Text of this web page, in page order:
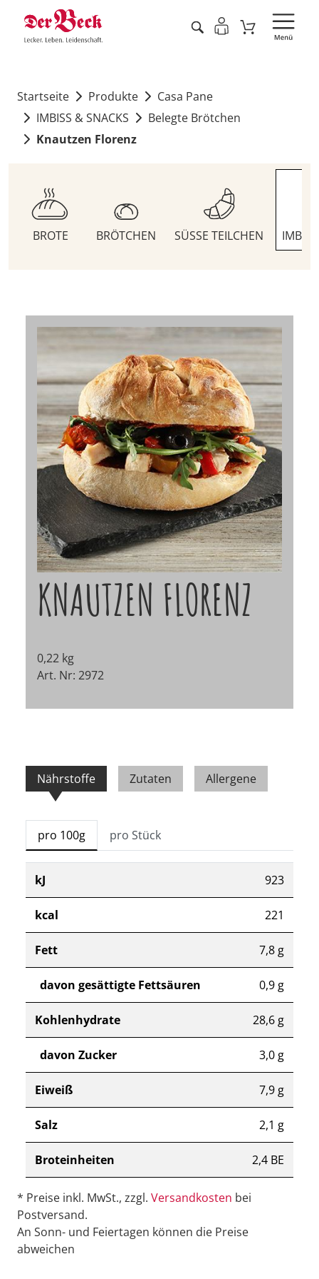
Startseite Produkte
Casa Pane
IMBISS & SNACKS
Belegte Brötchen
Knautzen Florenz
BROTE BRÖTCHEN SÜSSE TEILCHEN
KNAUTZEN FLORENZ
0,22 kg
Art. Nr: 2972
Nährstoffe Zutaten Allergene
pro 100g pro Stück
kJ 923
kcal 221
Fett 7,8 g
davon gesättigte Fettsäuren 0,9 g
Kohlenhydrate 28,6 g
davon Zucker 3,0 g
Eiweiß 7,9 g
Salz 2,1 g
Broteinheiten 2,4 BE
* Preise inkl. MwSt., zzgl. Versandkosten bei
Postversand.
An Sonn- und Feiertagen können die Preise
abweichen